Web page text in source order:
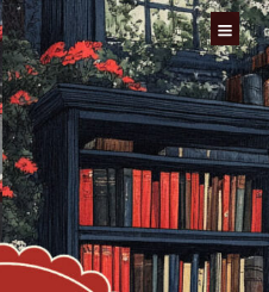
Перейти
к
содержимому